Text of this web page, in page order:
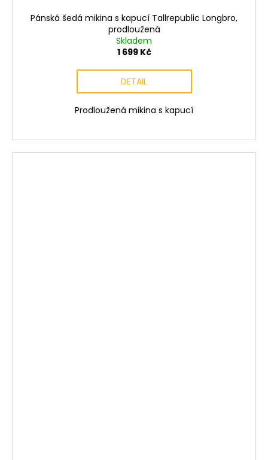
Pánská šedá mikina s kapucí Tallrepublic Longbro,
prodloužená
Skladem
1 699 Kč
DETAIL
Prodloužená mikina s kapucí